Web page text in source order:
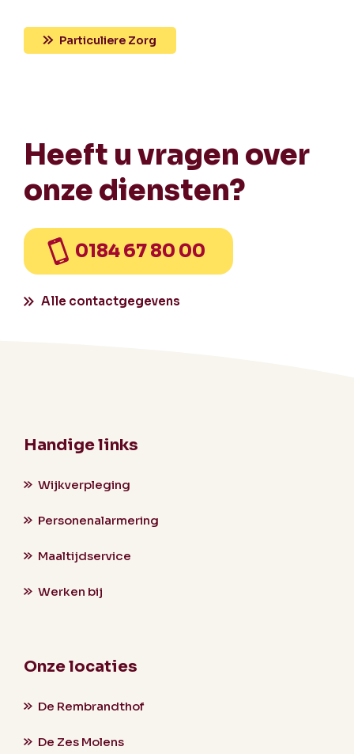
Particuliere Zorg
Heeft u vragen over
onze diensten?
0184 67 80 00
Alle contactgegevens
Handige links
Wijkverpleging
Personenalarmering
Maaltijdservice
Werken bij
Onze locaties
De Rembrandthof
De Zes Molens